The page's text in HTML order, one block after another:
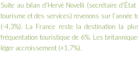
Suite au bilan d’Hervé Novelli (secrétaire
tourisme et des services) revenons sur l’année
(-4,3%). La France reste la destination la
fréquentation touristique de 6%. Les
léger accroissement (+1,7%).